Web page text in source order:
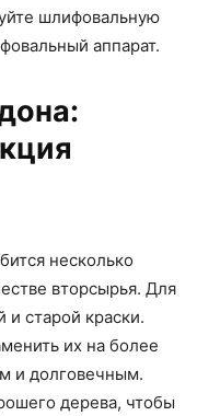
шлифовальную
аппарат.
несколько
вторсырья. Для
и старой краски.
их на более
и долговечным.
дерева, чтобы